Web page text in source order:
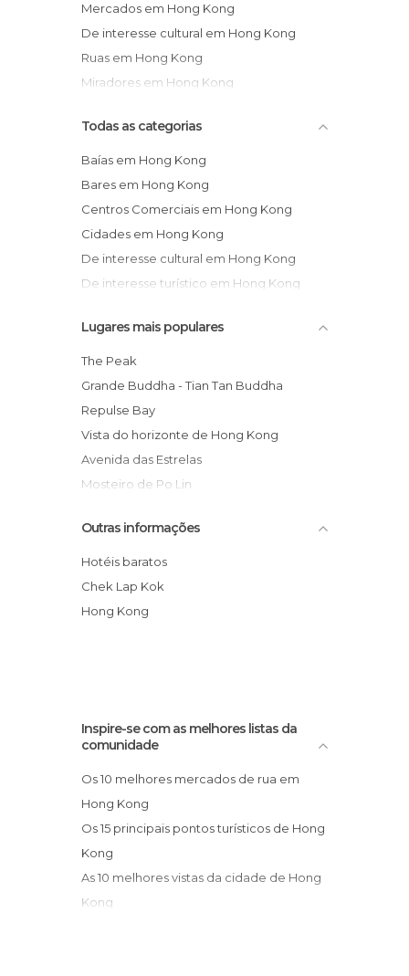
Mercados em Hong Kong
De interesse cultural em Hong Kong
Ruas em Hong Kong
Miradores em Hong Kong
Todas as categorias
Baías em Hong Kong
Bares em Hong Kong
Centros Comerciais em Hong Kong
Cidades em Hong Kong
De interesse cultural em Hong Kong
De interesse turístico em Hong Kong
Estátuas em Hong Kong
Igrejas em Hong Kong
Ilhas em Hong Kong
Jardins em Hong Kong
Lojas em Hong Kong
Mercados em Hong Kong
Miradores em Hong Kong
Museus em Hong Kong
Portos em Hong Kong
Praças em Hong Kong
Lugares mais populares
The Peak
Grande Buddha - Tian Tan Buddha
Repulse Bay
Vista do horizonte de Hong Kong
Avenida das Estrelas
Mosteiro de Po Lin
Templo Man Mo
Parque de Hong Kong
Rua Nathan Road
Aeroporto Internacional de Hong Kong
Outras informações
Hotéis baratos
Chek Lap Kok
Hong Kong
Inspire-se com as melhores listas da
comunidade
Os 10 melhores mercados de rua em
Hong Kong
Os 15 principais pontos turísticos de Hong
Kong
As 10 melhores vistas da cidade de Hong
Kong